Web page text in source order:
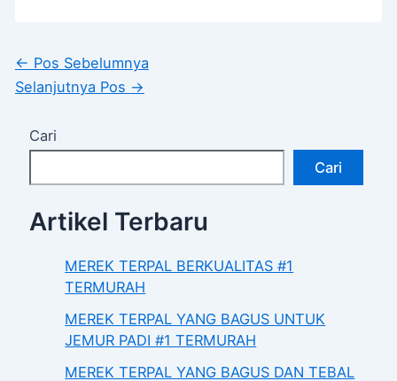
← Pos Sebelumnya
Selanjutnya Pos →
Cari
Cari
Artikel Terbaru
MEREK TERPAL BERKUALITAS #1
TERMURAH
MEREK TERPAL YANG BAGUS UNTUK
JEMUR PADI #1 TERMURAH
MEREK TERPAL YANG BAGUS DAN TEBAL